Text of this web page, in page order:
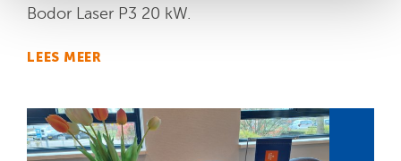
Bodor Laser P3 20 kW.
LEES MEER